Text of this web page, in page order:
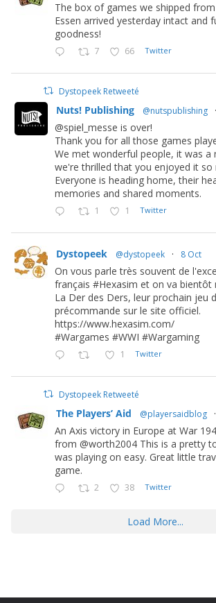
The box of games we shipped from
Essen arrived yesterday intact and
goodness!
7 66 Twitter
Dystopeek Retweeté
Nuts! Publishing @nutspublishing ·
@spiel_messe is over!
Thank you for all those games
We met wonderful people, it was a
we're thrilled that you enjoyed it so
Everyone is heading home, their
memories and shared moments.
1 1 Twitter
Dystopeek @dystopeek · 8 Oct
On vous parle très souvent de
français #Hexasim et on va bientôt
La Der des Ders, leur prochain jeu
précommande sur le site officiel.
https://www.hexasim.com/
#Wargames #WWI #Wargaming
1 Twitter
Dystopeek Retweeté
The Players’ Aid @playersaidblog ·
An Axis victory in Europe at War
from @worth2004 This is a pretty
was playing on easy. Great little
game.
2 38 Twitter
Load More...